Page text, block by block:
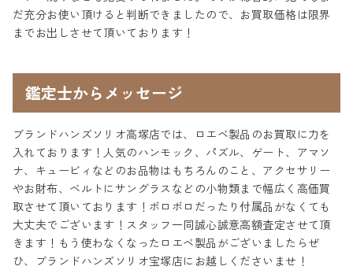
だ充分お使い頂けると判断できましたので、お買取価格は限界
までお出しさせて頂いております！
鑑定士からメッセージ
ブランドハンズソリオ高塚店では、ロエベ製品のお買取に力を
入れております！人気のハンモック、パズル、ゲート、アマソ
ナ、キュービィなどのお品物はもちろんのこと、アクセサリー
やお財布、ベルトにサングラスなどの小物類まで幅広く高価買
取させて頂いております！ボロボロだったり付属品がなくても
大丈夫でございます！スタッフ一同誠心誠意高額査定させて頂
きます！もう使わなくなったロエベ製品がございましたらぜ
ひ、ブランドハンズソリオ宝塚店にお越しくださいませ！